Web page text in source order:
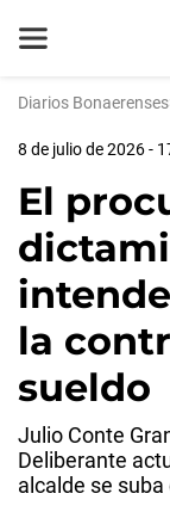
Diarios Bonaerenses
8 de julio de 2026 -
El
la
sueldo
Julio Conte
Deliberante
alcalde se suba